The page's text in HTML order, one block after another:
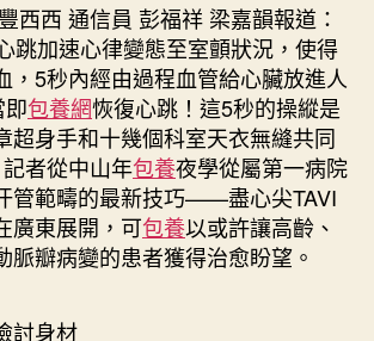
西西 通信員 彭福祥 梁嘉韻報道：
跳加速心律變態至室顫狀況，使得
，5秒內經由過程血管給心臟放進人
即包養網恢復心跳！這5秒的操縱是
超身手和十幾個科室天衣無縫共同
者從中山年包養夜學從屬第一病院
管範疇的最新技巧——盡心尖TAVI
廣東展開，可包養以或許讓高齡、
脈瓣病變的患者獲得治愈盼望。
討身材